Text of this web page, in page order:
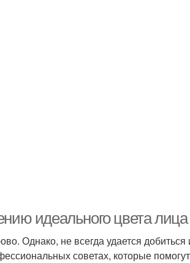
идеального цвета лица
Однако, не всегда удается добиться
советах, которые